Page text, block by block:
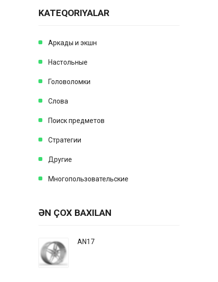
KATEQORIYALAR
Аркады и экшн
Настольные
Головоломки
Слова
Поиск предметов
Стратегии
Другие
Многопользовательские
ƏN ÇOX BAXILAN
AN17